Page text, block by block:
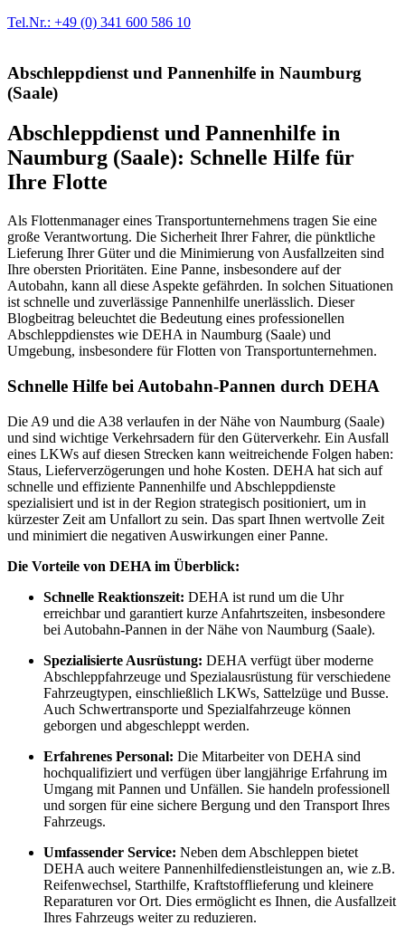
Tel.Nr.: +49 (0) 341 600 586 10
Abschleppdienst und Pannenhilfe in Naumburg
(Saale)
Abschleppdienst und Pannenhilfe in
Naumburg (Saale): Schnelle Hilfe für
Ihre Flotte
Als Flottenmanager eines Transportunternehmens tragen Sie eine
große Verantwortung. Die Sicherheit Ihrer Fahrer, die pünktliche
Lieferung Ihrer Güter und die Minimierung von Ausfallzeiten sind
Ihre obersten Prioritäten. Eine Panne, insbesondere auf der
Autobahn, kann all diese Aspekte gefährden. In solchen Situationen
ist schnelle und zuverlässige Pannenhilfe unerlässlich. Dieser
Blogbeitrag beleuchtet die Bedeutung eines professionellen
Abschleppdienstes wie DEHA in Naumburg (Saale) und
Umgebung, insbesondere für Flotten von Transportunternehmen.
Schnelle Hilfe bei Autobahn-Pannen durch DEHA
Die A9 und die A38 verlaufen in der Nähe von Naumburg (Saale)
und sind wichtige Verkehrsadern für den Güterverkehr. Ein Ausfall
eines LKWs auf diesen Strecken kann weitreichende Folgen haben:
Staus, Lieferverzögerungen und hohe Kosten. DEHA hat sich auf
schnelle und effiziente Pannenhilfe und Abschleppdienste
spezialisiert und ist in der Region strategisch positioniert, um in
kürzester Zeit am Unfallort zu sein. Das spart Ihnen wertvolle Zeit
und minimiert die negativen Auswirkungen einer Panne.
Die Vorteile von DEHA im Überblick:
Schnelle Reaktionszeit: DEHA ist rund um die Uhr
erreichbar und garantiert kurze Anfahrtszeiten, insbesondere
bei Autobahn-Pannen in der Nähe von Naumburg (Saale).
Spezialisierte Ausrüstung: DEHA verfügt über moderne
Abschleppfahrzeuge und Spezialausrüstung für verschiedene
Fahrzeugtypen, einschließlich LKWs, Sattelzüge und Busse.
Auch Schwertransporte und Spezialfahrzeuge können
geborgen und abgeschleppt werden.
Erfahrenes Personal: Die Mitarbeiter von DEHA sind
hochqualifiziert und verfügen über langjährige Erfahrung im
Umgang mit Pannen und Unfällen. Sie handeln professionell
und sorgen für eine sichere Bergung und den Transport Ihres
Fahrzeugs.
Umfassender Service: Neben dem Abschleppen bietet
DEHA auch weitere Pannenhilfedienstleistungen an, wie z.B.
Reifenwechsel, Starthilfe, Kraftstofflieferung und kleinere
Reparaturen vor Ort. Dies ermöglicht es Ihnen, die Ausfallzeit
Ihres Fahrzeugs weiter zu reduzieren.